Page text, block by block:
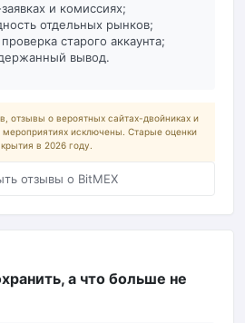
и комиссиях;
отдельных рынков;
старого аккаунта;
вывод.
отзывы о вероятных сайтах-двойниках и
исключены. Старые оценки
в 2026 году.
отзывы о BitMEX
а что больше не